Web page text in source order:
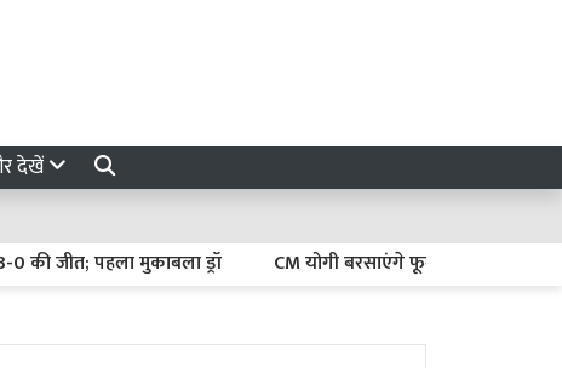
देखें
पहला मुकाबला ड्रॉ CM योगी बरसाएंगे फूल, कांवड़ियों की